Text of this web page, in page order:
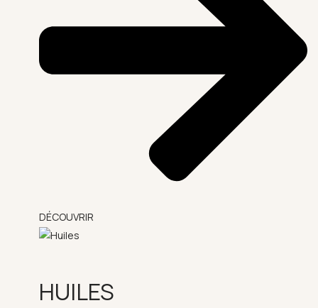
DÉCOUVRIR
HUILES